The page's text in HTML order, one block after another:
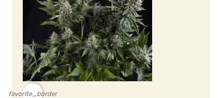
favorite_border